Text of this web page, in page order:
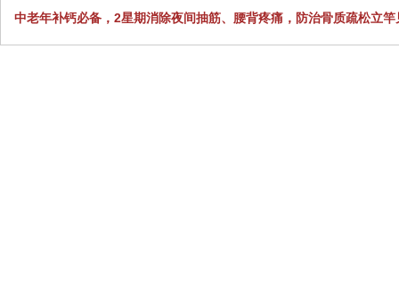
中老年补钙必备，2星期消除夜间抽筋、腰背疼痛，防治骨质疏松立竿